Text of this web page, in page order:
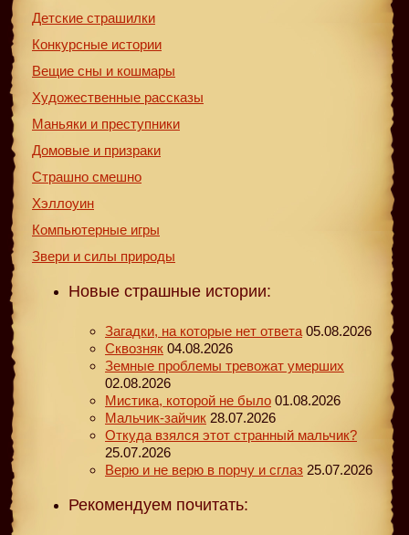
Детские страшилки
Конкурсные истории
Вещие сны и кошмары
Художественные рассказы
Маньяки и преступники
Домовые и призраки
Страшно смешно
Хэллоуин
Компьютерные игры
Звери и силы природы
Новые страшные истории:
Загадки, на которые нет ответа 05.08.2026
Сквозняк 04.08.2026
Земные проблемы тревожат умерших
02.08.2026
Мистика, которой не было 01.08.2026
Мальчик-зайчик 28.07.2026
Откуда взялся этот странный мальчик?
25.07.2026
Верю и не верю в порчу и сглаз 25.07.2026
Рекомендуем почитать: